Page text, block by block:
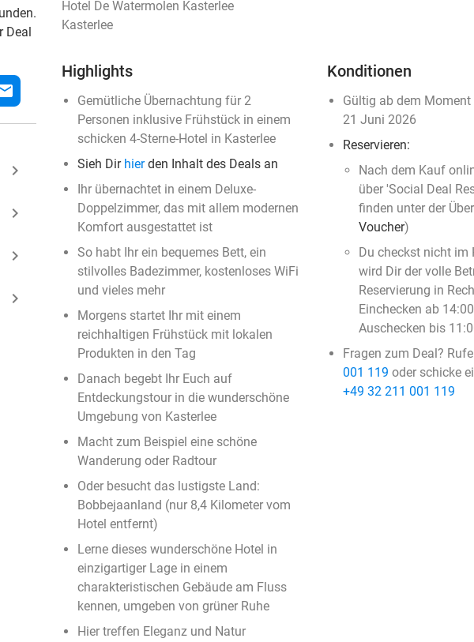
Deal
keyboard_arrow_right
keyboard_arrow_right
keyboard_arrow_right
keyboard_arrow_right
Hotel De Watermolen Kasterlee
Kasterlee
Highlights
Gemütliche Übernachtung für 2
Personen inklusive Frühstück in einem
schicken 4-Sterne-Hotel in Kasterlee
Sieh Dir hierden Inhalt des Deals an
Ihr übernachtet in einem Deluxe-
Doppelzimmer, das mit allem modernen
Komfort ausgestattet ist
So habt Ihr ein bequemes Bett, ein
stilvolles Badezimmer, kostenloses WiFi
und vieles mehr
Morgens startet Ihr mit einem
reichhaltigen Frühstück mit lokalen
Produkten in den Tag
Danach begebt Ihr Euch auf
Entdeckungstour in die wunderschöne
Umgebung von Kasterlee
Macht zum Beispiel eine schöne
Wanderung oder Radtour
Oder besucht das lustigste Land:
Bobbejaanland (nur 8,4 Kilometer vom
Hotel entfernt)
Lerne dieses wunderschöne Hotel in
einzigartiger Lage in einem
charakteristischen Gebäude am Fluss
kennen, umgeben von grüner Ruhe
Hier treffen Eleganz und Natur
Konditionen
Gültig ab dem
21 Juni 2026
Reservieren:
Nach dem Kauf
über 'Social Deal
finden unter der
Voucher)
Du checkst nicht im
wird Dir der volle
Reservierung in
Einchecken ab
Auschecken bis
Fragen zum Deal?
001 119 oder schicke
+49 32 211 001 119